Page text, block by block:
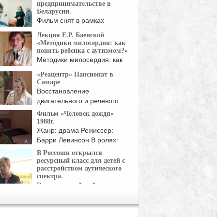
предпринимательстве в
Беларусии.
Фильм снят в рамках
социального ...
Лекция Е.Р. Баенской
«Методики милосердия: как
понять ребенка с аутизмом?»
Методики милосердия: как
Лекцию ...
«Реацентр» Пансионат в
Самаре
Восстановление
двигательного и речевого
развития у детей ...
Фильм «Человек дождя»
1988г.
Жанр: драма Режиссер:
Барри Левинсон В ролях:
Дастин Хоффман, Том ...
В Россоши открылся
ресурсный класс для детей с
расстройством аутического
спектра.
Россошанский район вошел
...